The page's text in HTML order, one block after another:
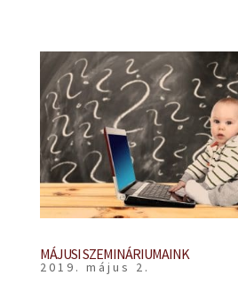
MÁJUSI SZEMINÁRIUMAINK
2019. május 2.